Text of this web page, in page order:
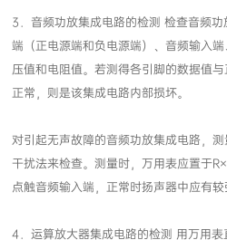
正常，则是该集成电路内部损坏。
点触音频输入端，正常时扬声器中应有较